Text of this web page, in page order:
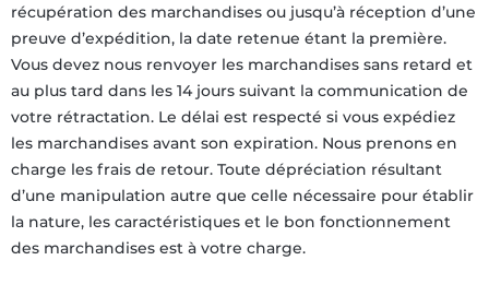
récupération des marchandises ou jusqu’à réception d’une
preuve d’expédition, la date retenue étant la première.
Vous devez nous renvoyer les marchandises sans retard et
au plus tard dans les 14 jours suivant la communication de
votre rétractation. Le délai est respecté si vous expédiez
les marchandises avant son expiration. Nous prenons en
charge les frais de retour. Toute dépréciation résultant
d’une manipulation autre que celle nécessaire pour établir
la nature, les caractéristiques et le bon fonctionnement
des marchandises est à votre charge.